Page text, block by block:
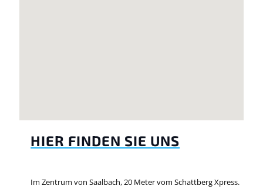
HIER FINDEN SIE UNS
Im Zentrum von Saalbach, 20 Meter vom Schattberg Xpress.